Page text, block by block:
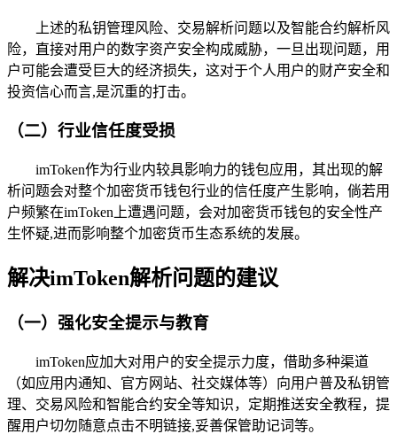
上述的私钥管理风险、交易解析问题以及智能合约解析风
险，直接对用户的数字资产安全构成威胁，一旦出现问题，用
户可能会遭受巨大的经济损失，这对于个人用户的财产安全和
投资信心而言,是沉重的打击。
（二）行业信任度受损
imToken作为行业内较具影响力的钱包应用，其出现的解
析问题会对整个加密货币钱包行业的信任度产生影响，倘若用
户频繁在imToken上遭遇问题，会对加密货币钱包的安全性产
生怀疑,进而影响整个加密货币生态系统的发展。
解决imToken解析问题的建议
（一）强化安全提示与教育
imToken应加大对用户的安全提示力度，借助多种渠道
（如应用内通知、官方网站、社交媒体等）向用户普及私钥管
理、交易风险和智能合约安全等知识，定期推送安全教程，提
醒用户切勿随意点击不明链接,妥善保管助记词等。